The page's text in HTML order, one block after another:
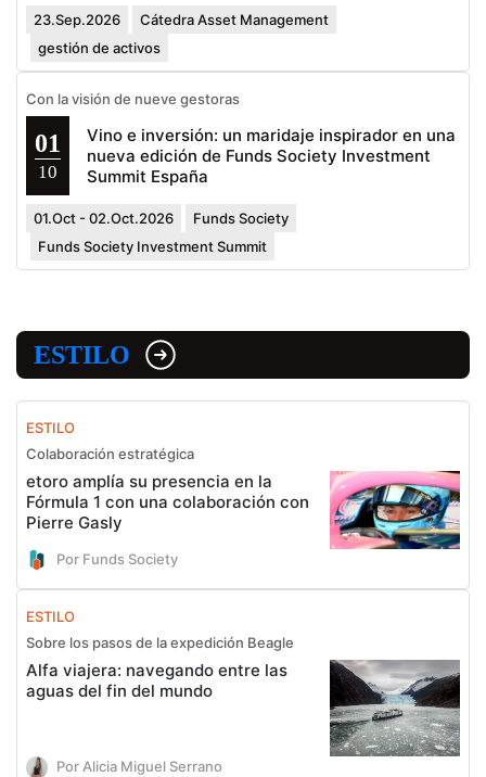
23.Sep.2026
Cátedra Asset Management
gestión de activos
Con la visión de nueve gestoras
01
10
Vino e inversión: un maridaje inspirador en una
nueva edición de Funds Society Investment
Summit España
01.Oct - 02.Oct.2026
Funds Society
Funds Society Investment Summit
ESTILO
ESTILO
Colaboración estratégica
etoro amplía su presencia en la
Fórmula 1 con una colaboración con
Pierre Gasly
Por Funds Society
ESTILO
Sobre los pasos de la expedición Beagle
Alfa viajera: navegando entre las
aguas del fin del mundo
Por Alicia Miguel Serrano